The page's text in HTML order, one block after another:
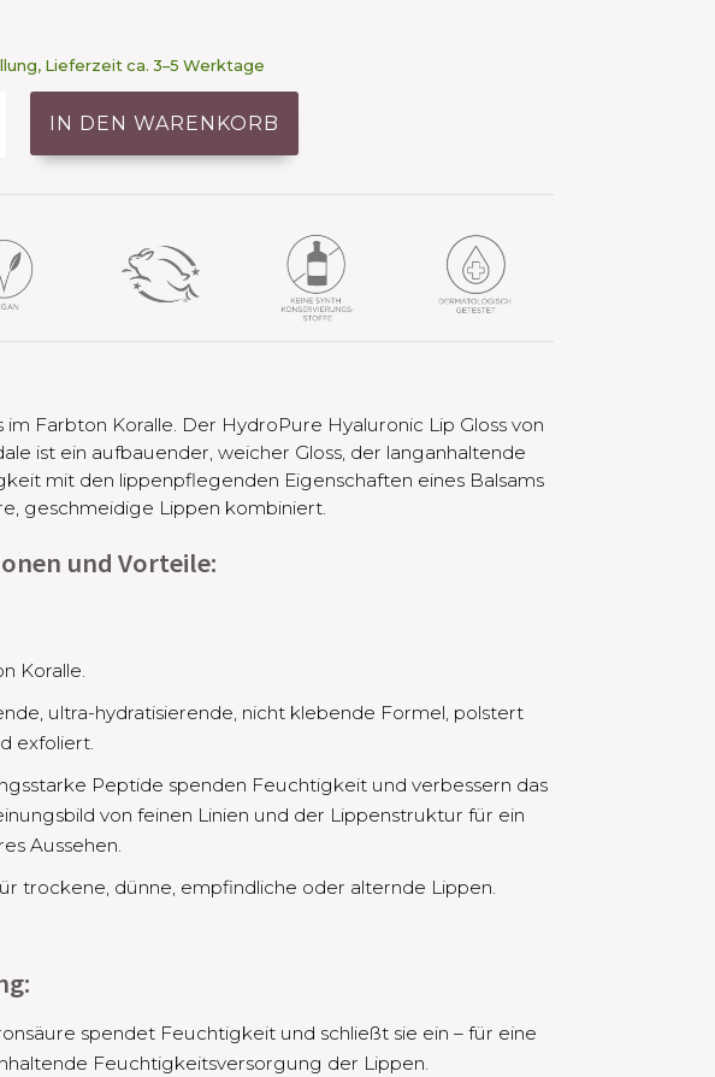
Lieferzeit ca. 3–5 Werktage
IN DEN WARENKORB
im Farbton Koralle. Der HydroPure Hyaluronic Lip Gloss von
ist ein aufbauender, weicher Gloss, der langanhaltende
mit den lippenpflegenden Eigenschaften eines Balsams
geschmeidige Lippen kombiniert.
und Vorteile:
Koralle.
ultra-hydratisierende, nicht klebende Formel, polstert
exfoliert.
Peptide spenden Feuchtigkeit und verbessern das
von feinen Linien und der Lippenstruktur für ein
Aussehen.
trockene, dünne, empfindliche oder alternde Lippen.
spendet Feuchtigkeit und schließt sie ein – für eine
Feuchtigkeitsversorgung der Lippen.